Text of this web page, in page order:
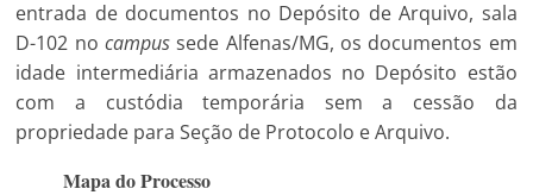
entrada de documentos no Depósito de Arquivo, sala
D-102 nocampus sede Alfenas/MG, os documentos em
idade intermediária armazenados no Depósito estão
com a custódia temporária sem a cessão da
propriedade para Seção de Protocolo e Arquivo.
Mapa do Processo